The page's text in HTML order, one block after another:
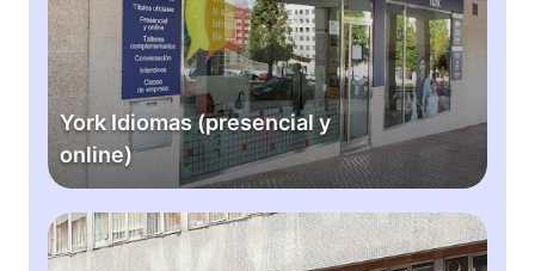
l
é
s
York Idiomas (presencial y
online)
I
d
i
o
m
a
(
p
A
t